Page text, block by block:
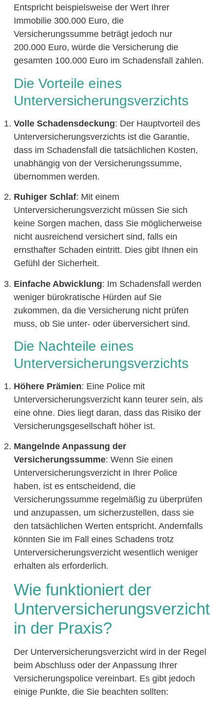
Entspricht beispielsweise der Wert Ihrer
Immobilie 300.000 Euro, die
Versicherungssumme beträgt jedoch nur
200.000 Euro, würde die Versicherung die
gesamten 100.000 Euro im Schadensfall zahlen.
Die Vorteile eines
Unterversicherungsverzichts
Volle Schadensdeckung: Der Hauptvorteil des
Unterversicherungsverzichts ist die Garantie,
dass im Schadensfall die tatsächlichen Kosten,
unabhängig von der Versicherungssumme,
übernommen werden.
Ruhiger Schlaf: Mit einem
Unterversicherungsverzicht müssen Sie sich
keine Sorgen machen, dass Sie möglicherweise
nicht ausreichend versichert sind, falls ein
ernsthafter Schaden eintritt. Dies gibt Ihnen ein
Gefühl der Sicherheit.
Einfache Abwicklung: Im Schadensfall werden
weniger bürokratische Hürden auf Sie
zukommen, da die Versicherung nicht prüfen
muss, ob Sie unter- oder überversichert sind.
Die Nachteile eines
Unterversicherungsverzichts
Höhere Prämien: Eine Police mit
Unterversicherungsverzicht kann teurer sein, als
eine ohne. Dies liegt daran, dass das Risiko der
Versicherungsgesellschaft höher ist.
Mangelnde Anpassung der
Versicherungssumme: Wenn Sie einen
Unterversicherungsverzicht in Ihrer Police
haben, ist es entscheidend, die
Versicherungssumme regelmäßig zu überprüfen
und anzupassen, um sicherzustellen, dass sie
den tatsächlichen Werten entspricht. Andernfalls
könnten Sie im Fall eines Schadens trotz
Unterversicherungsverzicht wesentlich weniger
erhalten als erforderlich.
Wie funktioniert der
Unterversicherungsverzicht
in der Praxis?
Der Unterversicherungsverzicht wird in der Regel
beim Abschluss oder der Anpassung Ihrer
Versicherungspolice vereinbart. Es gibt jedoch
einige Punkte, die Sie beachten sollten: